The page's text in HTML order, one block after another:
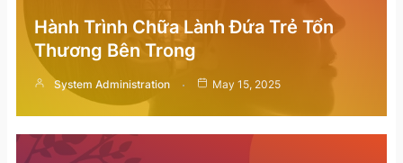
Hành Trình Chữa Lành Đứa Trẻ Tổn
Thương Bên Trong
System Administration May 15, 2025